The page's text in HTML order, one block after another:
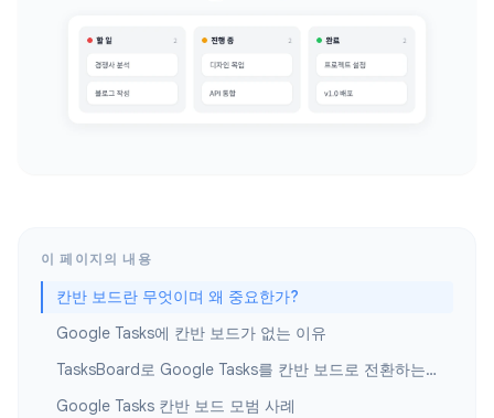
이 페이지의 내용
칸반 보드란 무엇이며 왜 중요한가?
Google Tasks에 칸반 보드가 없는 이유
TasksBoard로 Google Tasks를 칸반 보드로 전환하는 방법
Google Tasks 칸반 보드 모범 사례